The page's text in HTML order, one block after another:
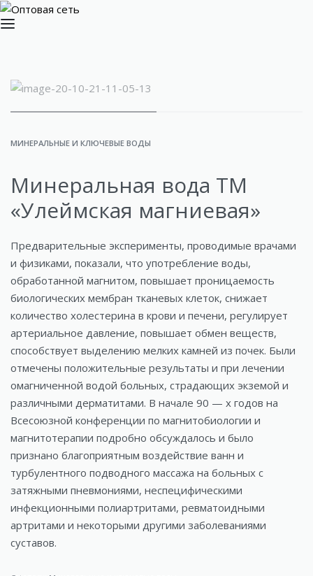
МИНЕРАЛЬНЫЕ И КЛЮЧЕВЫЕ ВОДЫ
Минеральная вода ТМ
«Улеймская магниевая»
Предварительные эксперименты, проводимые врачами
и физиками, показали, что употребление воды,
обработанной магнитом, повышает проницаемость
биологических мембран тканевых клеток, снижает
количество холестерина в крови и печени, регулирует
артериальное давление, повышает обмен веществ,
способствует выделению мелких камней из почек. Были
отмечены положительные результаты и при лечении
омагниченной водой больных, страдающих экземой и
различными дерматитами. В начале 90 — х годов на
Всесоюзной конференции по магнитобиологии и
магнитотерапии подробно обсуждалось и было
признано благоприятным воздействие ванн и
турбулентного подводного массажа на больных с
затяжными пневмониями, неспецифическими
инфекционными полиартритами, ревматоидными
артритами и некоторыми другими заболеваниями
суставов.